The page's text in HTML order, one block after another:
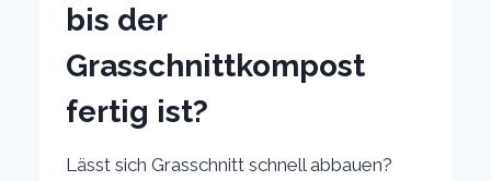
bis der
Grasschnittkompost
fertig ist?
Lässt sich Grasschnitt schnell abbauen?